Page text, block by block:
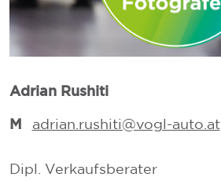
Adrian Rushiti
M adrian.rushiti@vogl-auto.at
Dipl. Verkaufsberater